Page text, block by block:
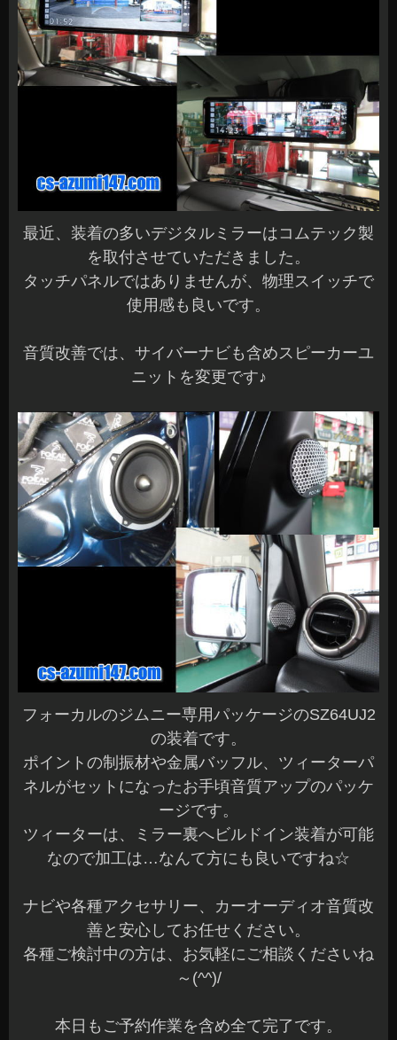
最近、装着の多いデジタルミラーはコムテック製
を取付させていただきました。
タッチパネルではありませんが、物理スイッチで
使用感も良いです。
音質改善では、サイバーナビも含めスピーカーユ
ニットを変更です♪
フォーカルのジムニー専用パッケージのSZ64UJ2
の装着です。
ポイントの制振材や金属バッフル、ツィーターパ
ネルがセットになったお手頃音質アップのパッケ
ージです。
ツィーターは、ミラー裏へビルドイン装着が可能
なので加工は…なんて方にも良いですね☆
ナビや各種アクセサリー、カーオーディオ音質改
善と安心してお任せください。
各種ご検討中の方は、お気軽にご相談くださいね
～(^^)/
本日もご予約作業を含め全て完了です。